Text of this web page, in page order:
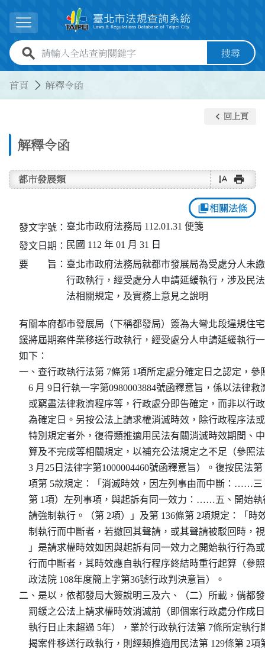
展開選單
全站查詢關鍵字欄位 搜尋
首頁 解釋令函
解釋令函
keyboard_arrow_left 回上頁
都市發展類 text_rotate_vertical print
collections_bookmark相關法條
發文字號： 臺北市政府法務局 112.01.31 便箋
發文日期： 民國 112 年 01 月 31 日
要 旨： 臺北市政府法務局就都市發展局為受處分人未
行政執行，經受處分人申請延緩執行，涉及民
法相關規定，及實務上意見之說明
有關本府都市發展局（下稱都發局）簽為大彎北段違規住
鍰將屆期案件業移送行政執行，經受處分人申請延緩執行
如下：
一、查行政執行法第 7條第 1項所定處分確定日之認定，參
6 月 9日行執一字第0980003884號函釋意旨，係以法律
或窮盡法律救濟程序等，行政處分即告確定，而非以行
為確定日。另按公法上請求權消滅時效，除行政程序法
特別規定者外，復得類推適用民法有關消滅時效期間、
算及不完成等相關規定，以補充公法規定之不足（參照
3 月25日法律字第1000004460號函釋意旨）。復按民法第
項第 5款規定：「消滅時效，因左列事由而中斷：……
第 1項）左列事項，與起訴有同一效力：……五、開始
請強制執行。（第 2項）」及第 136條第 2項規定：「時
制執行而中斷者，若撤回其聲請，或其聲請被駁回時，
」是請求權時效如因與起訴有同一效力之開始執行行為
行而中斷者，其時效應自執行程序終結時重行起算（參
    政法院 108年度簡上字第36號行政判決意旨）。
二、是以，依都發局大簽說明三及六、（二）所載，倘都
罰鍰之公法上請求權時效消滅前（即個案行政處分作成
執行日止未超過 5年），業於行政執行法第 7條所定執
揭案件移送行政執行，則經類推適用民法第 129條第 2項